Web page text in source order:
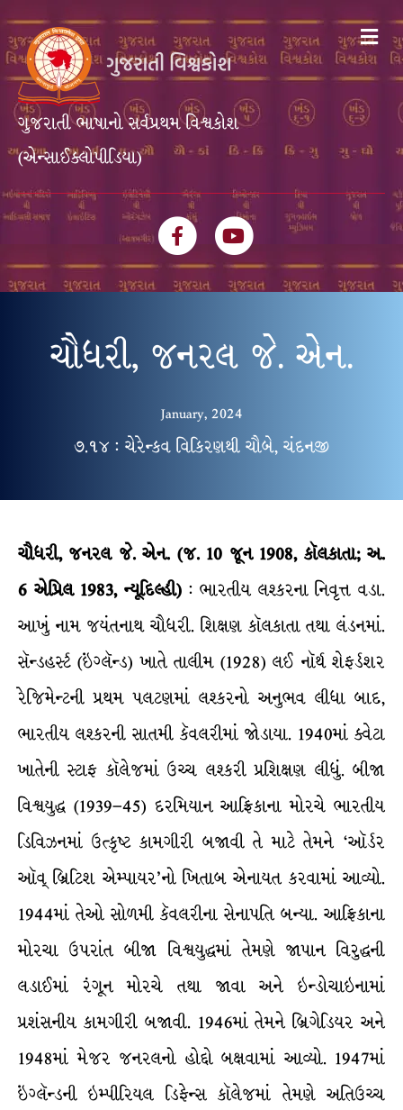
ગુજરાતી ભાષાનો સર્વપ્રથમ વિશ્વકોશ
(એન્સાઈક્લોપીડિયા)
FacebookYoutube
ચૌધરી, જનરલ જે. એન.
January, 2024
૭.૧૪ : ચેરેન્કવ વિકિરણથી ચૌબે, ચંદનજી
ચૌધરી, જનરલ જે. એન. (જ. 10 જૂન 1908, કૉલકાતા; અ.
6 એપ્રિલ 1983, ન્યૂદિલ્હી) : ભારતીય લશ્કરના નિવૃત્ત વડા.
આખું નામ જયંતનાથ ચૌધરી. શિક્ષણ કૉલકાતા તથા લંડનમાં.
સૅન્ડહર્સ્ટ (ઇંગ્લૅન્ડ) ખાતે તાલીમ (1928) લઈ નૉર્થ શેફર્ડશર
રેજિમેન્ટની પ્રથમ પલટણમાં લશ્કરનો અનુભવ લીધા બાદ,
ભારતીય લશ્કરની સાતમી કૅવલરીમાં જોડાયા. 1940માં ક્વેટા
ખાતેની સ્ટાફ કૉલેજમાં ઉચ્ચ લશ્કરી પ્રશિક્ષણ લીધું. બીજા
વિશ્વયુદ્ધ (1939–45) દરમિયાન આફ્રિકાના મોરચે ભારતીય
ડિવિઝનમાં ઉત્કૃષ્ટ કામગીરી બજાવી તે માટે તેમને ‘ઑર્ડર
ઑવ્ બ્રિટિશ એમ્પાયર’નો ખિતાબ એનાયત કરવામાં આવ્યો.
1944માં તેઓ સોળમી કૅવલરીના સેનાપતિ બન્યા. આફ્રિકાના
મોરચા ઉપરાંત બીજા વિશ્વયુદ્ધમાં તેમણે જાપાન વિરુદ્ધની
લડાઈમાં રંગૂન મોરચે તથા જાવા અને ઇન્ડોચાઇનામાં
પ્રશંસનીય કામગીરી બજાવી. 1946માં તેમને બ્રિગેડિયર અને
1948માં મેજર જનરલનો હોદ્દો બક્ષવામાં આવ્યો. 1947માં
ઇંગ્લૅન્ડની ઇમ્પીરિયલ ડિફેન્સ કૉલેજમાં તેમણે અતિઉચ્ચ